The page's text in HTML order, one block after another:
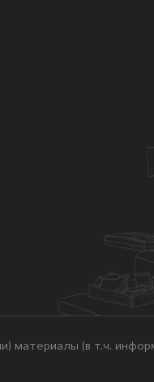
(в т.ч.